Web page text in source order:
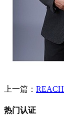
上一篇：
热门认证